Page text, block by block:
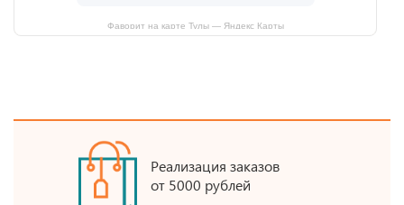
Фаворит на карте Тулы — Яндекс Карты
Реализация заказов
от 5000 рублей